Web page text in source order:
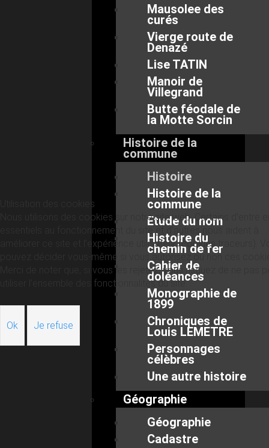
Mausolee des
curés
Vierge route de
Denazé
Lise TATIN
Manoir de
Villegrand
Butte féodale de
la Motte Sorcin
Histoire de la
commune
Histoire
Histoire de la
commune
Etude du nom
Histoire du
chemin de fer
Cahier de
doléances
Monographie de
1899
Chroniques de
Louis LEMETRE
Personnages
célèbres
Une autre histoire
Géographie
Géographie
Cadastre
Utilisation des cookies
Nous utilisons des cookies sur notre site web. Certains d’entre
essentiels au fonctionnement du site et d’autres nous aident à
améliorer ce site et l’expérience utilisateur (cookies traceurs).
pouvez décider vous-même si vous autorisez ou non ces
Merci de noter que, si vous les rejetez, vous risquez de ne pas
utiliser l’ensemble des fonctionnalités du site.
Ok Je refuse